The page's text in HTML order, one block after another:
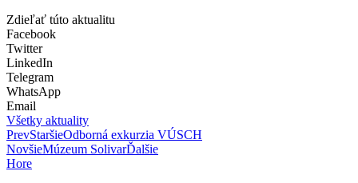
Zdieľať túto aktualitu
Facebook
Twitter
LinkedIn
Telegram
WhatsApp
Email
Všetky aktuality
PrevStaršieOdborná exkurzia VÚSCH
NovšieMúzeum SolivarĎalšie
Hore